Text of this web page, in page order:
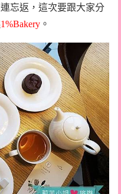
忘返，這次要跟大家分
1%Bakery 。